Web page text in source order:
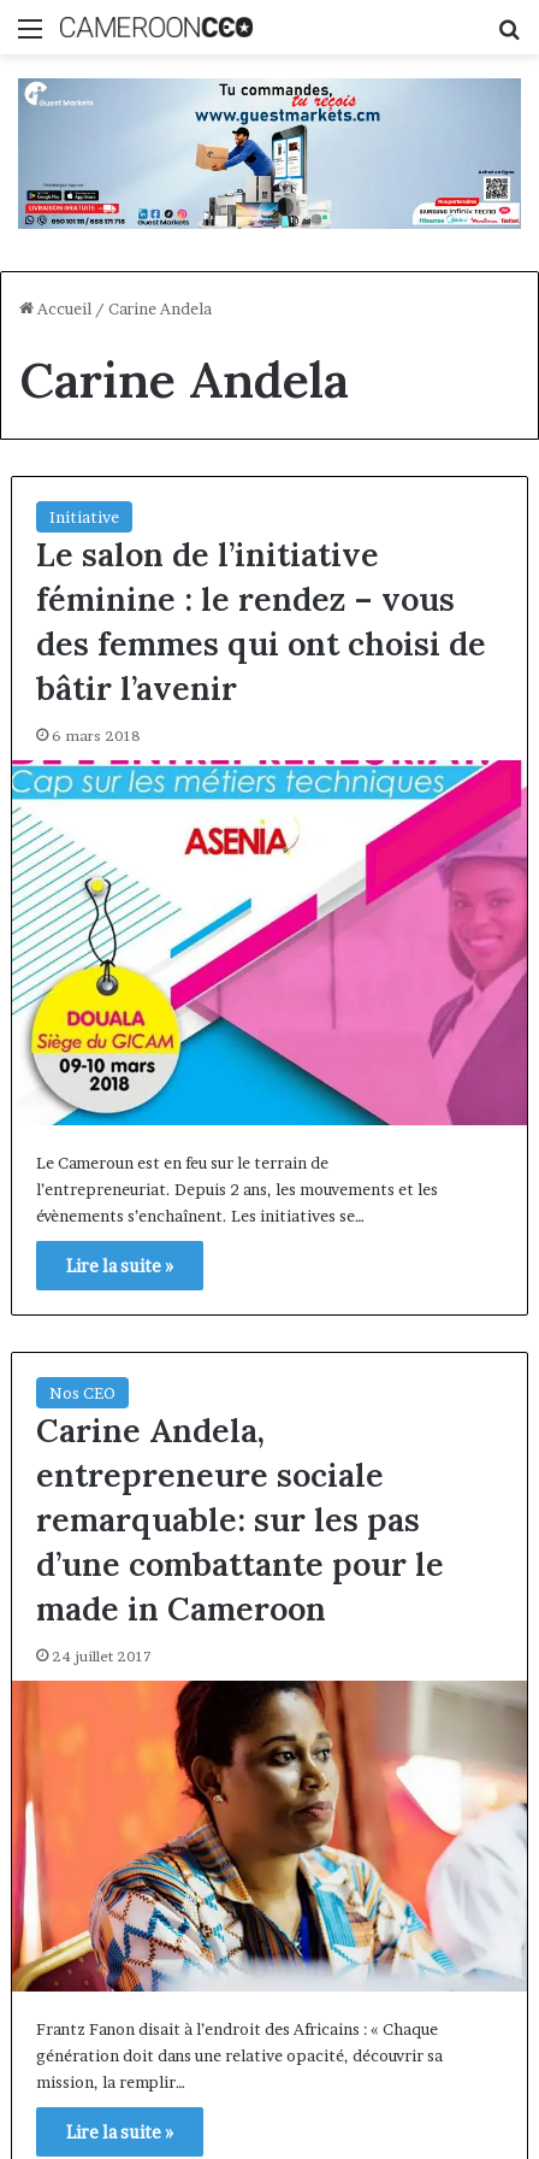
Menu
Accueil / Carine Andela
Carine Andela
Initiative
Le salon de l’initiative
féminine : le rendez – vous
des femmes qui ont choisi de
bâtir l’avenir
6 mars 2018
Le Cameroun est en feu sur le terrain de
l’entrepreneuriat. Depuis 2 ans, les mouvements et les
évènements s’enchaînent. Les initiatives se…
Lire la suite »
Nos CEO
Carine Andela,
entrepreneure sociale
remarquable: sur les pas
d’une combattante pour le
made in Cameroon
24 juillet 2017
Frantz Fanon disait à l’endroit des Africains : « Chaque
génération doit dans une relative opacité, découvrir sa
mission, la remplir…
Lire la suite »